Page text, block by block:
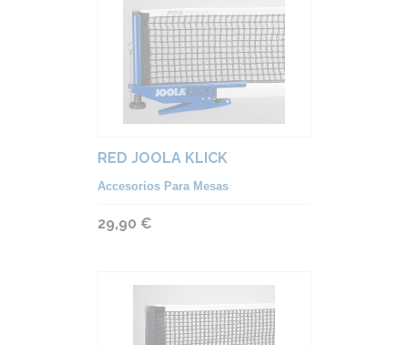
RED JOOLA KLICK
Accesorios Para Mesas
29,90 €